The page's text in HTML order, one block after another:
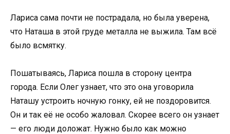
Лариса сама почти не пострадала, но была уверена,
что Наташа в этой груде металла не выжила. Там всё
было всмятку.
Пошатываясь, Лариса пошла в сторону центра
города. Если Олег узнает, что это она уговорила
Наташу устроить ночную гонку, ей не поздоровится.
Он и так её не особо жаловал. Скорее всего он узнает
— его люди доложат. Нужно было как можно